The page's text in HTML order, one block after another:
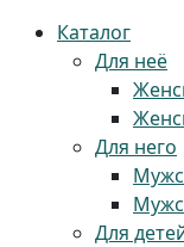
Каталог
Для неё
Для него
Для